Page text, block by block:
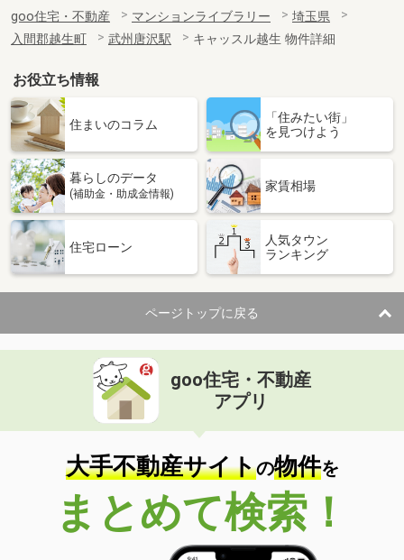
goo住宅・不動産 マンションライブラリー
埼玉県
入間郡越生町
武州唐沢駅 キャッスル越生 物件詳細
お役立ち情報
住まいのコラム
「住みたい街」
を見つけよう
暮らしのデータ
(補助金・助成金情報)
家賃相場
住宅ローン
人気タウン
ランキング
ページトップに戻る
goo住宅・不動産
アプリ
大手不動産サイトの物件を
まとめて検索！